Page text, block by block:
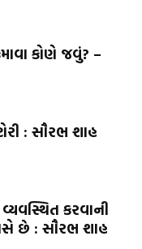
કોણે જવું? –
: સૌરભ શાહ
કરવાની
છે : સૌરભ શાહ